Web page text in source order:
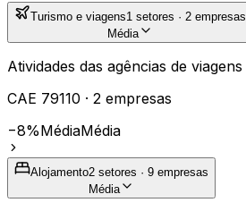
Turismo e viagens1 setores · 2 empresas
Média
Atividades das agências de viagens
CAE 79110 · 2 empresas
−8%MédiaMédia
Alojamento2 setores · 9 empresas
Média